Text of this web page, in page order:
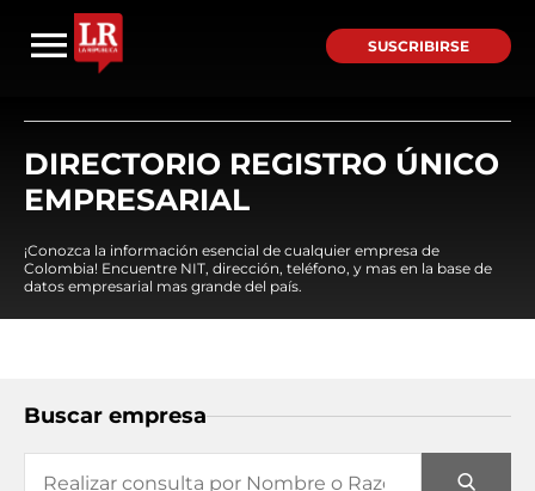
SUSCRIBIRSE
DIRECTORIO REGISTRO ÚNICO
EMPRESARIAL
¡Conozca la información esencial de cualquier empresa de
Colombia! Encuentre NIT, dirección, teléfono, y mas en la base de
datos empresarial mas grande del país.
Buscar empresa